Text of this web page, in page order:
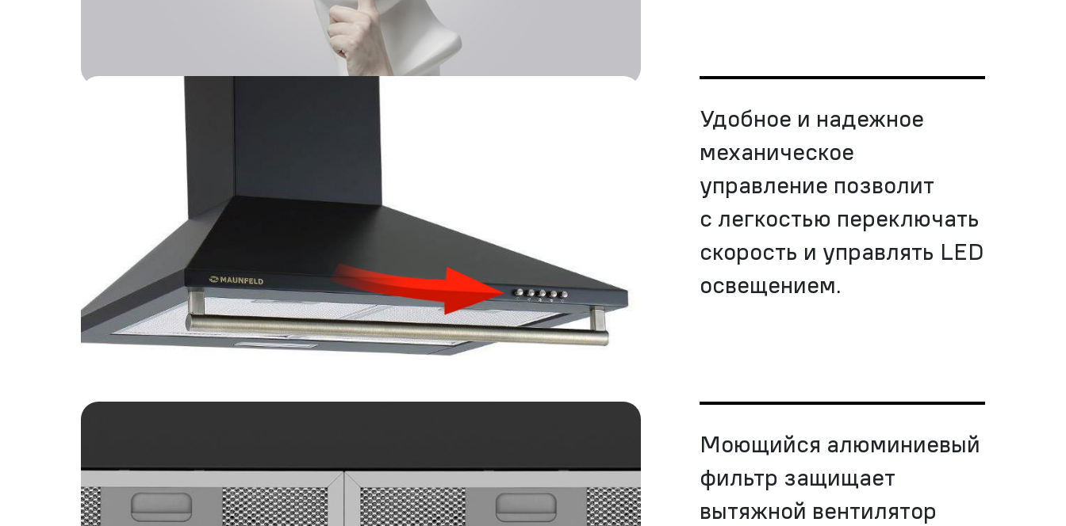
Удобное и надежное
механическое
управление позволит
с легкостью переключать
скорость и управлять LED
освещением.
Моющийся алюминиевый
фильтр защищает
вытяжной вентилятор